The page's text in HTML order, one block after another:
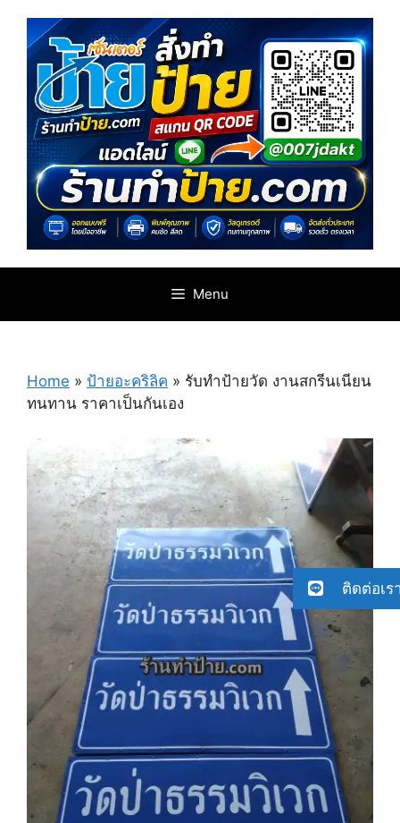
content
Menu
Home » ป้ายอะคริลิค » รับทำป้ายวัด งานสกรีนเนียน
ทนทาน ราคาเป็นกันเอง
ติดต่อเร